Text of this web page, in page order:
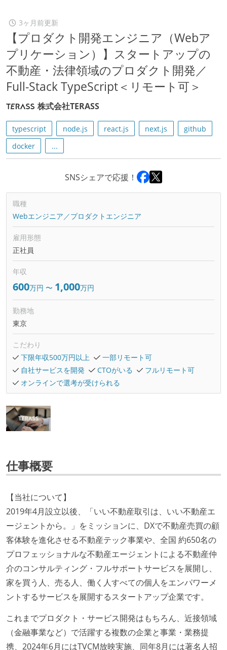
3ヶ月前更新
【プロダクト開発エンジニア（Webア
プリケーション）】スタートアップの
不動産・法律領域のプロダクト開発／
Full-Stack TypeScript＜リモート可＞
株式会社TERASS
typescript node.js react.js next.js
github
docker
...
SNSシェアで応援！
職種
Webエンジニア／プロダクトエンジニア
雇用形態
正社員
年収
600万円 〜 1,000万円
勤務地
東京
こだわり
下限年収500万円以上
一部リモート可
自社サービスを開発
CTOがいる
フルリモート可
オンラインで選考が受けられる
仕事概要
【当社について】
2019年4月設立以後、「いい不動産取引は、いい不動産エ
ージェントから。」をミッションに、DXで不動産売買の顧
客体験を進化させる不動産テック事業や、全国 約650名の
プロフェッショナルな不動産エージェントによる不動産仲
介のコンサルティング・フルサポートサービスを展開し、
家を買う⼈、売る⼈、働く⼈すべての個⼈をエンパワーメ
ントするサービスを展開するスタートアップ企業です。
これまでプロダクト・サービス開発はもちろん、近接領域
（金融事業など）で活躍する複数の企業と事業・業務提
携、2024年6月にはTVCM放映実施、同年8月には著名人招